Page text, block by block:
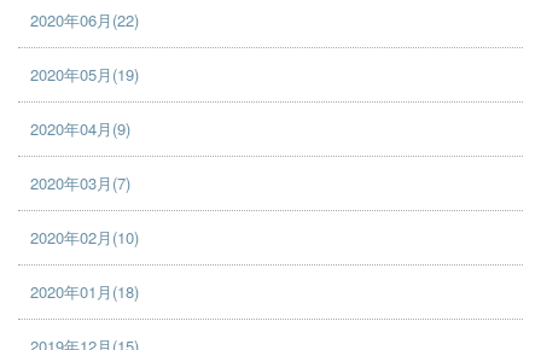
2020年06月(22)
2020年05月(19)
2020年04月(9)
2020年03月(7)
2020年02月(10)
2020年01月(18)